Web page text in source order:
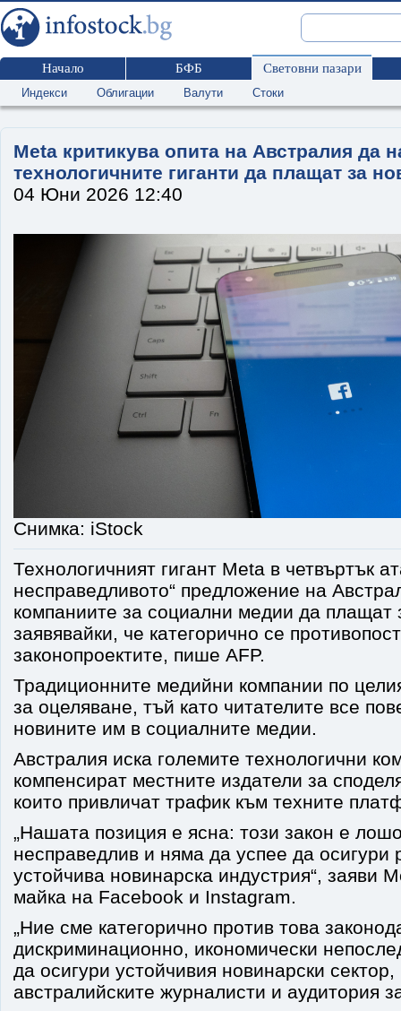
Начало БФБ Световни пазари
Индекси Облигации Валути Стоки
Meta критикува опита на Австралия да
технологичните гиганти да плащат за
04 Юни 2026 12:40
Снимка: iStock
Технологичният гигант Meta в четвъртък
несправедливото“ предложение на
компаниите за социални медии да плащат
заявявайки, че категорично се
законопроектите, пише AFP.
Традиционните медийни компании по
за оцеляване, тъй като читателите все
новините им в социалните медии.
Австралия иска големите технологични
компенсират местните издатели за
които привличат трафик към техните
„Нашата позиция е ясна: този закон е
несправедлив и няма да успее да осигури
устойчива новинарска индустрия“, заяви
майка на Facebook и Instagram.
„Ние сме категорично против това
дискриминационно, икономически
да осигури устойчивия новинарски сектор,
австралийските журналисти и аудитория